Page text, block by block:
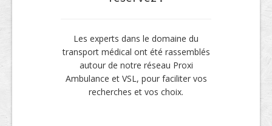
Les experts dans le domaine du
transport médical ont été rassemblés
autour de notre réseau Proxi
Ambulance et VSL, pour faciliter vos
recherches et vos choix.